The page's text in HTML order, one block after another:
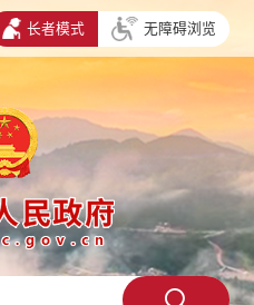
长者模式 无障碍浏览